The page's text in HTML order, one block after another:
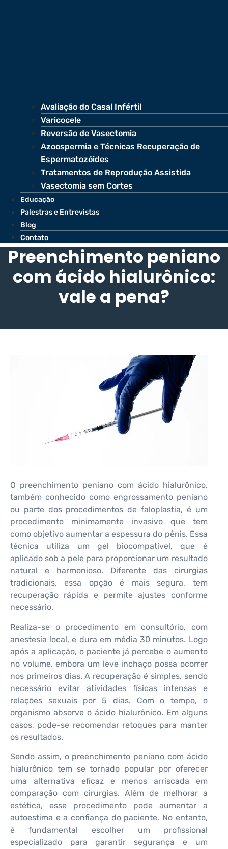
Avaliação do Casal Infértil
Varicocele
Reversão de Vasectomia
Azoospermia e Técnicas Recuperação de
Espermatozóides
Tratamentos de Reprodução Assistida
Vasectomia sem Cortes
Educação
Palestras e Entrevistas
Blog
Contato
Preenchimento peniano
com ácido hialurônico:
vale a pena?
O preenchimento peniano com ácido hialurônico,
também conhecido como engrossamento peniano
ou parte dos procedimentos de faloplastia, é um
procedimento minimamente invasivo que tem
como objetivo aumentar a espessura do pênis. Essa
técnica utiliza um gel biocompatível, que é
aplicado sob a pele para proporcionar um resultado
natural e harmonioso. Diferente das cirurgias
tradicionais, essa opção é mais segura, tem
recuperação rápida e permite ajustes conforme
necessário.
Realiza-se o procedimento em consultório, com
anestesia local, e dura em média 30 minutos. Logo
após a aplicação, o paciente já percebe o aumento
no volume, embora um leve inchaço possa ocorrer
nos primeiros dias. A recuperação é simples, sendo
necessário evitar atividades físicas intensas e
relações sexuais por 5 dias. Com o tempo, o
organismo absorve o ácido hialurônico. Em alguns
casos, pode-se recomendar retoques para manter
os resultados.
Sendo assim, o preenchimento peniano com ácido
hialurônico tem se tornado popular por oferecer
uma alternativa eficaz e menos arriscada em
comparação com cirurgias. Além de melhorar a
estética, esse procedimento pode aumentar a
autoestima e a confiança do paciente. No entanto,
é fundamental escolher um profissional
especializado para garantir segurança e um